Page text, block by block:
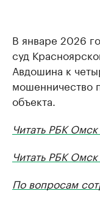
В январе 2026
суд
Авдошина к
мошенничество
объекта.
Читать РБК
Читать РБК
По вопросам